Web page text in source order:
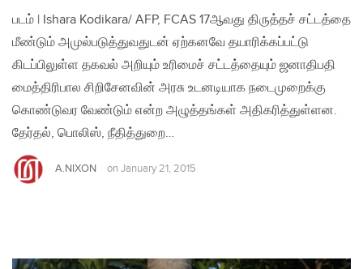
படம் | Ishara Kodikara/ AFP, FCAS 17ஆவது திருத்தச் சட்டத்தை
மீண்டும் அமுல்படுத்துவதுடன் ஏற்கனவே தயாரிக்கப்பட்டு
கிடப்பிலுள்ள தகவல் அறியும் உரிமைச் சட்டத்தையும் ஜனாதிபதி
மைத்திரிபால சிறிசேனவின் அரசு உடனடியாக நடைமுறைக்கு
கொண்டுவர வேண்டும் என்ற அழுத்தங்கள் அதிகரித்துள்ளன.
தேர்தல், பொலிஸ், நீதித்துறை…
A.NIXON on January 21, 2015